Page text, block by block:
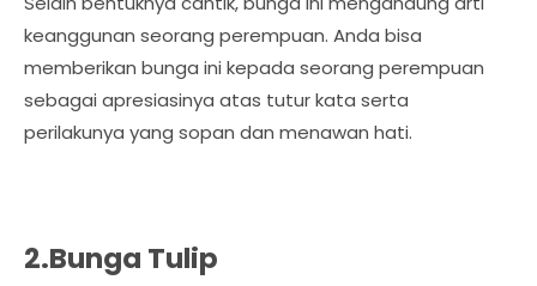
keanggunan seorang perempuan. Anda bisa
memberikan bunga ini kepada seorang perempuan
sebagai apresiasinya atas tutur kata serta
perilakunya yang sopan dan menawan hati.
2.Bunga Tulip